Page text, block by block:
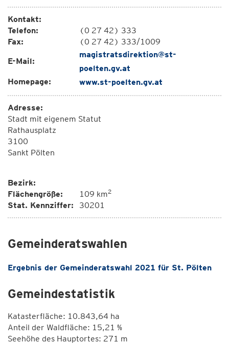
Kontakt:
Telefon:
(0 27 42) 333
Fax:
(0 27 42) 333/1009
E-Mail:
magistratsdirektion@st-
poelten.gv.at
Homepage:
www.st-poelten.gv.at
Adresse:
Stadt mit eigenem Statut
Rathausplatz
3100
Sankt Pölten
Bezirk:
Flächengröße:
109 km2
Stat. Kennziffer: 30201
Gemeinderatswahlen
Ergebnis der Gemeinderatswahl 2021 für St. Pölten
Gemeindestatistik
Katasterfläche: 10.843,64 ha
Anteil der Waldfläche: 15,21 %
Seehöhe des Hauptortes: 271 m